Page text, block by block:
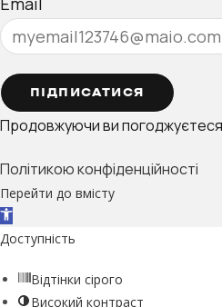
ПІДПИСАТИСЯ
Продовжуючи ви
Політикою конфіденційності
Перейти до вмісту
Відкрити Панель інструментів
Доступність
Відтінки сірого
Високий контраст